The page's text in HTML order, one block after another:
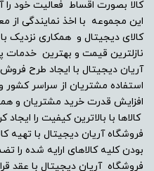
کالا بصورت اقساط فعالیت خود را
این مجموعه با اخذ نمایندگی از
کالای دیجیتال و همکاری نزدیک
نازلترین قیمت و بهترین
آریان دیجیتال با ایجاد طرح
استفاده مشتریان از سراسر
افزایش قدرت خرید مشتریان و
کالاها با بالاترین کیفیت را
فروشگاه آریان دیجیتال با تهیه
بودن کلیه کالاهای ارایه شده را
فروشگاه آریان دیجیتال با عقد